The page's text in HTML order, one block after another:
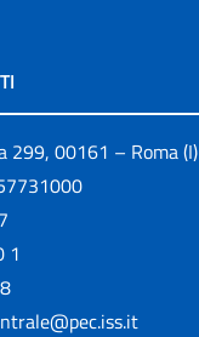
299, 00161 – Roma (I)
1